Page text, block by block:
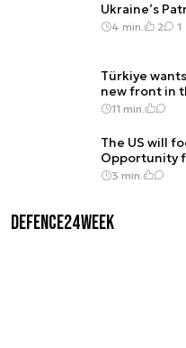
Ukraine’s
4 min. 2 1
Türkiye
new front in
11 min.
The US will
Opportunity
3 min.
Defence24Week